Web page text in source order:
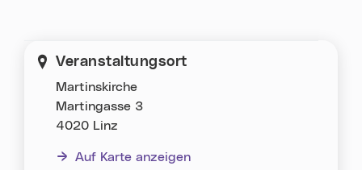
Veranstaltungsort
Martinskirche
Martingasse 3
4020 Linz
Auf Karte anzeigen